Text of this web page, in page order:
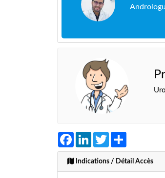
FacebookLinkedInTwitter
Indications / Détail Accès